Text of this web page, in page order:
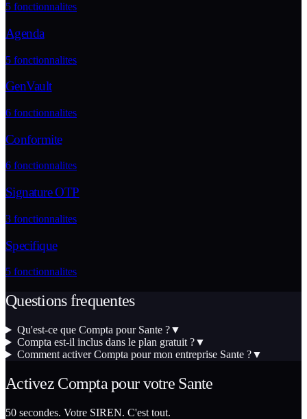
5 fonctionnalites
Agenda
5 fonctionnalites
GenVault
6 fonctionnalites
Conformite
6 fonctionnalites
Signature OTP
3 fonctionnalites
Specifique
5 fonctionnalites
Questions frequentes
Qu'est-ce que Compta pour Sante ?▼
Compta est-il inclus dans le plan gratuit ?▼
Comment activer Compta pour mon entreprise Sante ?▼
Activez Compta pour votre Sante
50 secondes. Votre SIREN. C'est tout.